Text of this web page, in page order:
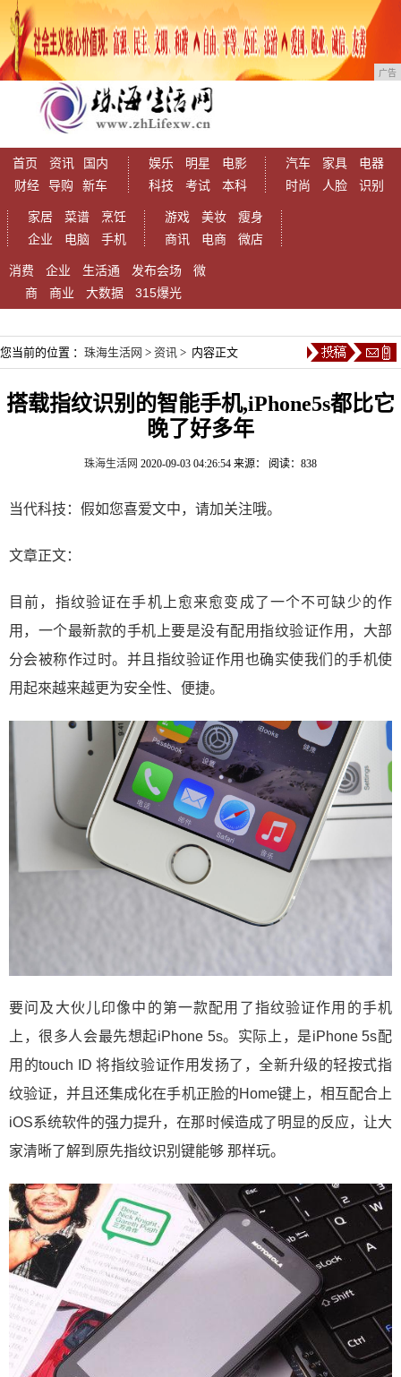
广告
首页 资讯
国内
财经
导购 新车
娱乐 明星
电影
科技
考试 本科
汽车 家具
电器
时尚
人脸 识别
家居 菜谱
烹饪
企业
电脑 手机
游戏 美妆
瘦身
商讯
电商 微店
消费 企业 生活通 发布会场
微
商
商业 大数据 315爆光
您当前的位置 ： 珠海生活网 > 资讯 > 内容正文
搭载指纹识别的智能手机,iPhone5s都比它
晚了好多年
珠海生活网 2020-09-03 04:26:54 来源： 阅读：838
当代科技：假如您喜爱文中，请加关注哦。
文章正文：
目前，指纹验证在手机上愈来愈变成了一个不可缺少的作
用，一个最新款的手机上要是没有配用指纹验证作用，大部
分会被称作过时。并且指纹验证作用也确实使我们的手机使
用起來越来越更为安全性、便捷。
要问及大伙儿印像中的第一款配用了指纹验证作用的手机
上，很多人会最先想起iPhone 5s。实际上，是iPhone 5s配
用的touch ID 将指纹验证作用发扬了，全新升级的轻按式指
纹验证，并且还集成化在手机正脸的Home键上，相互配合上
iOS系统软件的强力提升，在那时候造成了明显的反应，让大
家清晰了解到原先指纹识别键能够 那样玩。